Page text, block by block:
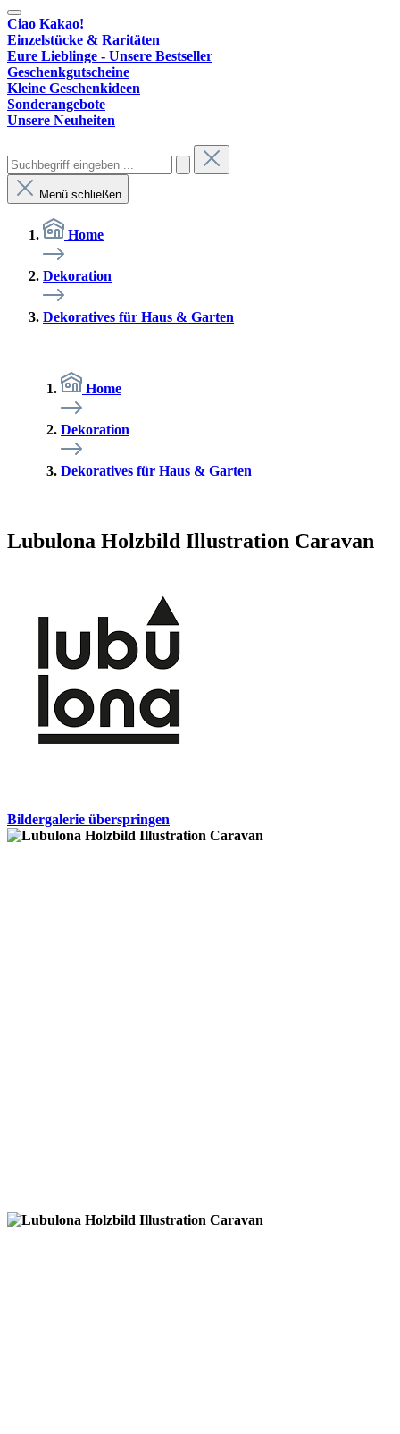
Ciao Kakao!
Einzelstücke & Raritäten
Eure Lieblinge - Unsere Bestseller
Geschenkgutscheine
Kleine Geschenkideen
Sonderangebote
Unsere Neuheiten
Menü schließen
Home
Dekoration
Dekoratives für Haus & Garten
Home
Dekoration
Dekoratives für Haus & Garten
Lubulona Holzbild Illustration Caravan
Bildergalerie überspringen